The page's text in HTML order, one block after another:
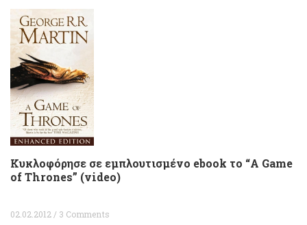
Κυκλοφόρησε σε εμπλουτισμένο ebook το “A Game
of Thrones” (video)
02.02.2012 / 3 Comments